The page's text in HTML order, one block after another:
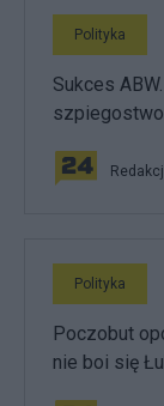
Polityka
Sukces
Polityka
Poczobut
nie boi się